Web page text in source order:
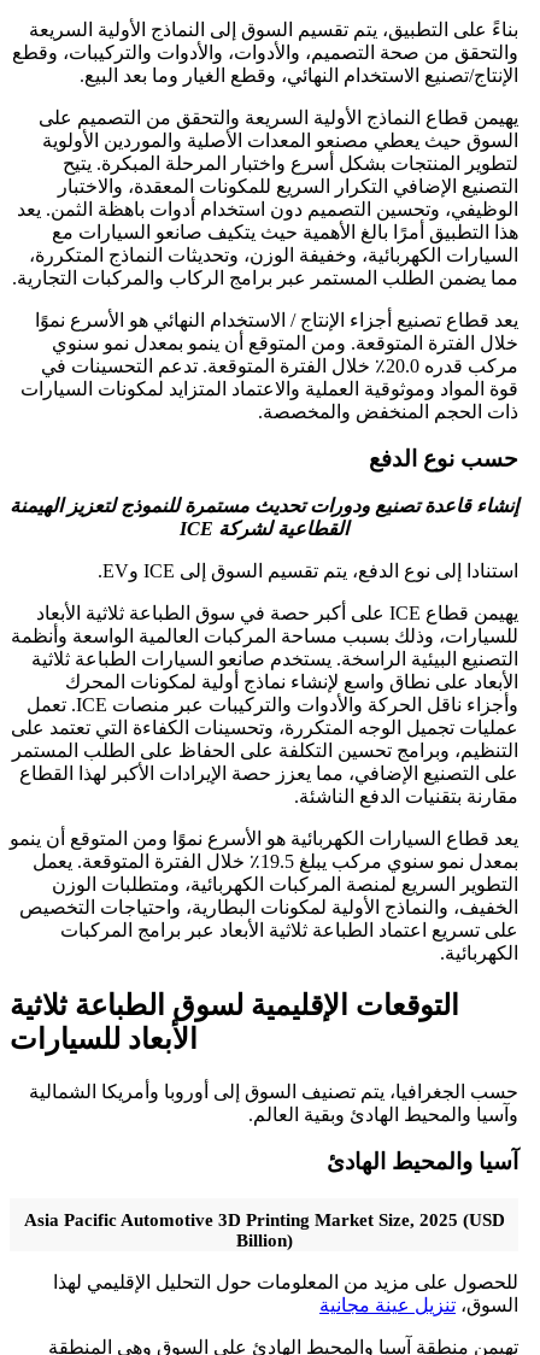
بناءً على التطبيق، يتم تقسيم السوق إلى النماذج الأولية السريعة
والتحقق من صحة التصميم، والأدوات، والأدوات والتركيبات، وقطع
الإنتاج/تصنيع الاستخدام النهائي، وقطع الغيار وما بعد البيع.
يهيمن قطاع النماذج الأولية السريعة والتحقق من التصميم على
السوق حيث يعطي مصنعو المعدات الأصلية والموردين الأولوية
لتطوير المنتجات بشكل أسرع واختبار المرحلة المبكرة. يتيح
التصنيع الإضافي التكرار السريع للمكونات المعقدة، والاختبار
الوظيفي، وتحسين التصميم دون استخدام أدوات باهظة الثمن. يعد
هذا التطبيق أمرًا بالغ الأهمية حيث يتكيف صانعو السيارات مع
السيارات الكهربائية، وخفيفة الوزن، وتحديثات النماذج المتكررة،
مما يضمن الطلب المستمر عبر برامج الركاب والمركبات التجارية.
يعد قطاع تصنيع أجزاء الإنتاج / الاستخدام النهائي هو الأسرع نموًا
خلال الفترة المتوقعة. ومن المتوقع أن ينمو بمعدل نمو سنوي
مركب قدره 20.0٪ خلال الفترة المتوقعة. تدعم التحسينات في
قوة المواد وموثوقية العملية والاعتماد المتزايد لمكونات السيارات
ذات الحجم المنخفض والمخصصة.
حسب نوع الدفع
إنشاء قاعدة تصنيع ودورات تحديث مستمرة للنموذج لتعزيز الهيمنة
القطاعية لشركة ICE
استنادا إلى نوع الدفع، يتم تقسيم السوق إلى ICE وEV.
يهيمن قطاع ICE على أكبر حصة في سوق الطباعة ثلاثية الأبعاد
للسيارات، وذلك بسبب مساحة المركبات العالمية الواسعة وأنظمة
التصنيع البيئية الراسخة. يستخدم صانعو السيارات الطباعة ثلاثية
الأبعاد على نطاق واسع لإنشاء نماذج أولية لمكونات المحرك
وأجزاء ناقل الحركة والأدوات والتركيبات عبر منصات ICE. تعمل
عمليات تجميل الوجه المتكررة، وتحسينات الكفاءة التي تعتمد على
التنظيم، وبرامج تحسين التكلفة على الحفاظ على الطلب المستمر
على التصنيع الإضافي، مما يعزز حصة الإيرادات الأكبر لهذا القطاع
مقارنة بتقنيات الدفع الناشئة.
يعد قطاع السيارات الكهربائية هو الأسرع نموًا ومن المتوقع أن ينمو
بمعدل نمو سنوي مركب يبلغ 19.5٪ خلال الفترة المتوقعة. يعمل
التطوير السريع لمنصة المركبات الكهربائية، ومتطلبات الوزن
الخفيف، والنماذج الأولية لمكونات البطارية، واحتياجات التخصيص
على تسريع اعتماد الطباعة ثلاثية الأبعاد عبر برامج المركبات
الكهربائية.
التوقعات الإقليمية لسوق الطباعة ثلاثية
الأبعاد للسيارات
حسب الجغرافيا، يتم تصنيف السوق إلى أوروبا وأمريكا الشمالية
وآسيا والمحيط الهادئ وبقية العالم.
آسيا والمحيط الهادئ
Asia Pacific Automotive 3D Printing Market Size, 2025 (USD
Billion)
للحصول على مزيد من المعلومات حول التحليل الإقليمي لهذا
السوق،تنزيل عينة مجانية
تهيمن منطقة آسيا والمحيط الهادئ على السوق وهي المنطقة